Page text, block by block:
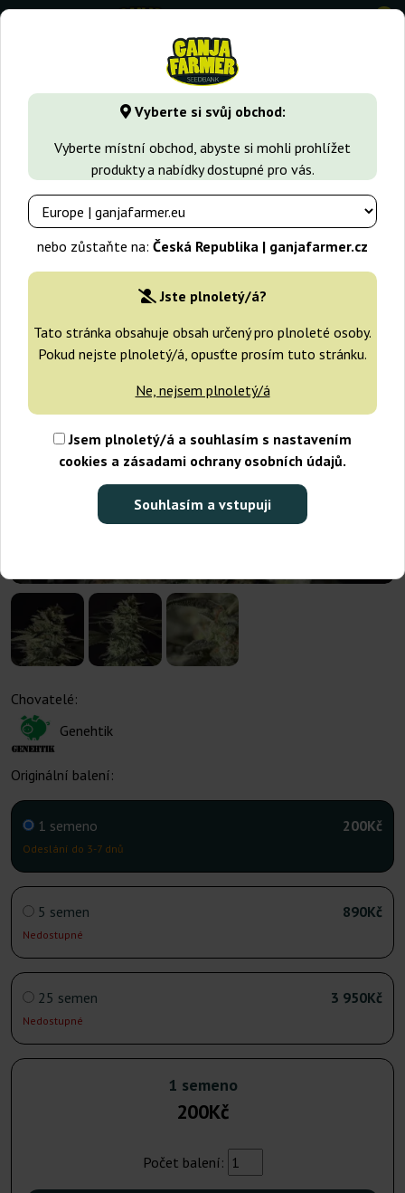
Vyberte si svůj obchod:
Vyberte místní obchod, abyste si mohli prohlížet
produkty a nabídky dostupné pro vás.
nebo zůstaňte na: Česká Republika | ganjafarmer.cz
Jste plnoletý/á?
Tato stránka obsahuje obsah určený pro plnoleté osoby.
Pokud nejste plnoletý/á, opusťte prosím tuto stránku.
Ne, nejsem plnoletý/á
Jsem plnoletý/á a souhlasím s nastavením
cookies a zásadami ochrany osobních údajů.
Souhlasím a vstupuji
0
GanjaFarmer.cz Typy Semen Marihuany Indica semena
Chovatelé:
Genehtik
Originální balení:
1 semeno
Odeslání do 3-7 dnů
200Kč
5 semen
Nedostupné
890Kč
25 semen
Nedostupné
3 950Kč
1 semeno
200Kč
Počet balení: